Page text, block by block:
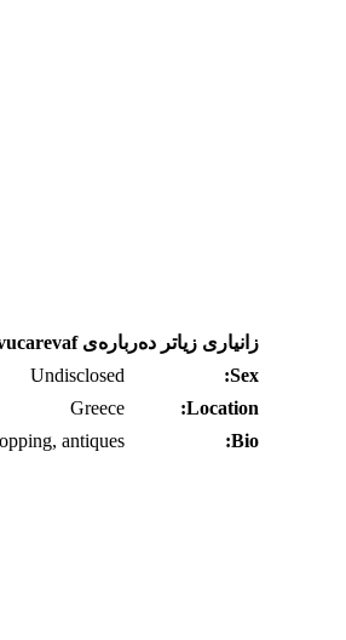
زانیاری زیاتر ده‌رباره‌ی oukevucarevaf
Sex:
Undisclosed
Location:
Greece
Bio:
antiques